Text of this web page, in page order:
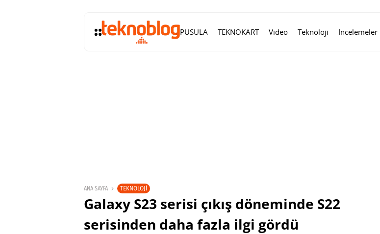
PUSULA TEKNOKART Video Teknoloji İncelemeler
ANA SAYFA TEKNOLOJI
Galaxy S23 serisi çıkış döneminde S22
serisinden daha fazla ilgi gördü